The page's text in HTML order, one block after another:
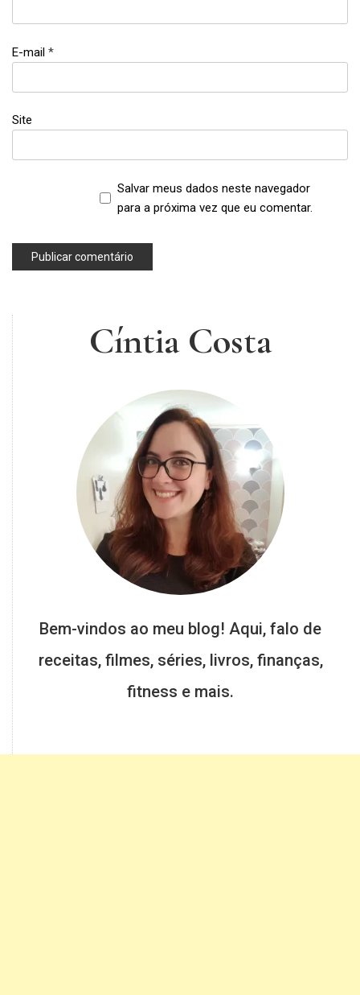
E-mail *
Site
Salvar meus dados neste navegador
para a próxima vez que eu comentar.
Cíntia Costa
Bem-vindos ao meu blog! Aqui, falo de
receitas, filmes, séries, livros, finanças,
fitness e mais.